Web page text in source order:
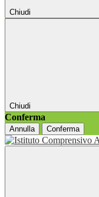
Chiudi
Chiudi
Conferma
Annulla Conferma